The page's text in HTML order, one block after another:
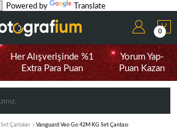
Powered by Translate
0
Her Alışverişinde %1
Extra Para Puan
Yorum Yap-
Puan Kazan
Sırt Çantaları Vanguard Veo Go 42M KG Sırt Çantası